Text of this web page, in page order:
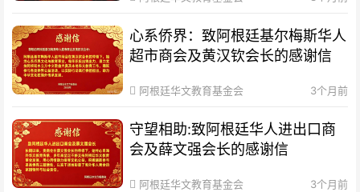
心系侨界​：致阿根廷基尔梅斯华人
超市商会及黄汉钦会长的感谢信
阿根廷华文教育基金会 3个月前
守望相助:致阿根廷华人进出口商
会及薛文强会长的感谢信
阿根廷华文教育基金会 3个月前